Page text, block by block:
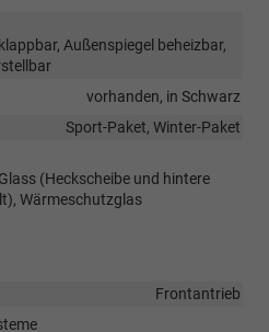
Außenspiegel beheizbar,
vorhanden, in Schwarz
Sport-Paket, Winter-Paket
(Heckscheibe und hintere
Wärmeschutzglas
Frontantrieb